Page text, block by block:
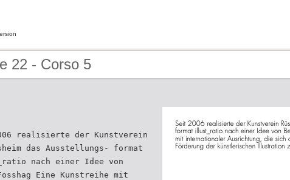
22 - Corso 5
realisierte der Kunstverein
das Ausstellungs- format
nach einer Idee von
Eine Kunstreihe mit